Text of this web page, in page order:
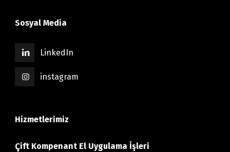
Sosyal Media
LinkedIn
instagram
Hizmetlerimiz
Çift Kompenant El Uygulama İşleri